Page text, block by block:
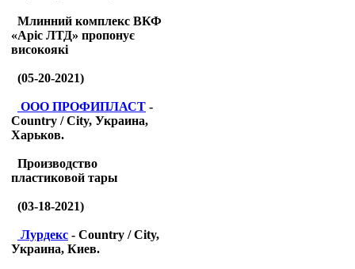
Млинний комплекс ВКФ
«Аріс ЛТД» пропонує
високоякі
(05-20-2021)
ООО ПРОФИПЛАСТ -
Country / City, Украина,
Харьков.
Производство
пластиковой тары
(03-18-2021)
Лурдекс - Country / City,
Украина, Киев.